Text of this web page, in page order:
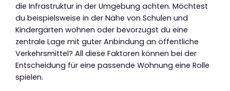
die Infrastruktur in der Umgebung achten. Möchtest
du beispielsweise in der Nähe von Schulen und
Kindergärten wohnen oder bevorzugst du eine
zentrale Lage mit guter Anbindung an öffentliche
Verkehrsmittel? All diese Faktoren können bei der
Entscheidung für eine passende Wohnung eine Rolle
spielen.